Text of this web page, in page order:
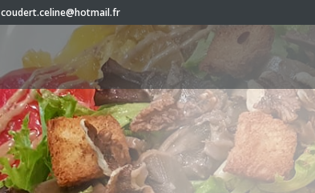
coudert.celine@hotmail.fr